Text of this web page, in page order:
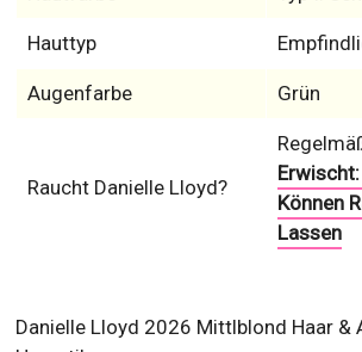
Hauttyp
Augenfarbe Grün
Raucht Danielle Lloyd?
Können
Lassen
Danielle Lloyd 2026 Mittlblond Haar &